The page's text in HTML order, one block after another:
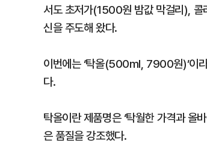
서도 초저가(1500원 밤값 막걸리), 콜
신을 주도해 왔다.
이번에는 ‘탁올(500ml, 7900원)’이
다.
탁올이란 제품명은 ‘탁월한 가격과 올
은 품질을 강조했다.